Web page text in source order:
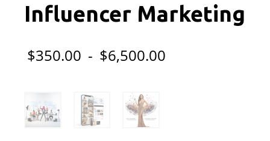
Influencer Marketing
$350.00 - $6,500.00